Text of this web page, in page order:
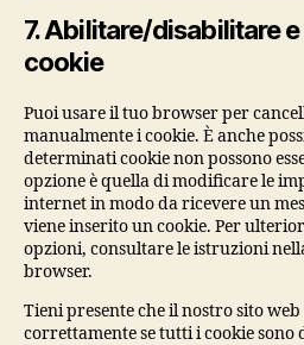
7. Abilitare/disabilitare
cookie
Puoi usare il tuo browser per
manualmente i cookie. È anche
determinati cookie non possono
opzione è quella di modificare le
internet in modo da ricevere un
viene inserito un cookie. Per
opzioni, consultare le istruzioni
browser.
Tieni presente che il nostro sito
correttamente se tutti i cookie sono